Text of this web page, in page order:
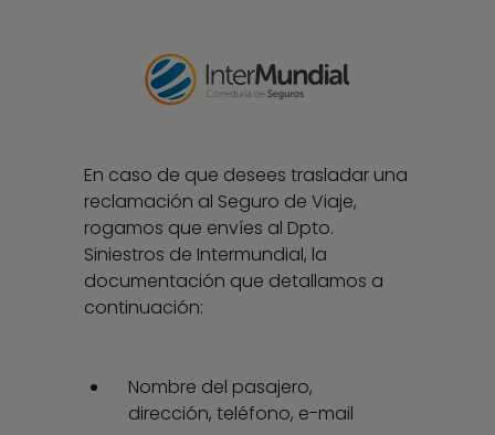
En caso de que desees trasladar una
reclamación al Seguro de Viaje,
rogamos que envíes al Dpto.
Siniestros de Intermundial, la
documentación que detallamos a
continuación:
Nombre del pasajero,
dirección, teléfono, e-mail